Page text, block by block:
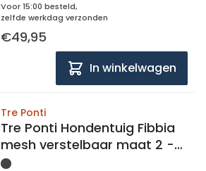
Voor 15:00 besteld,
zelfde werkdag verzonden
€49,95
In winkelwagen
Tre Ponti
Tre Ponti Hondentuig Fibbia
mesh verstelbaar maat 2 -
35 - 49 cm